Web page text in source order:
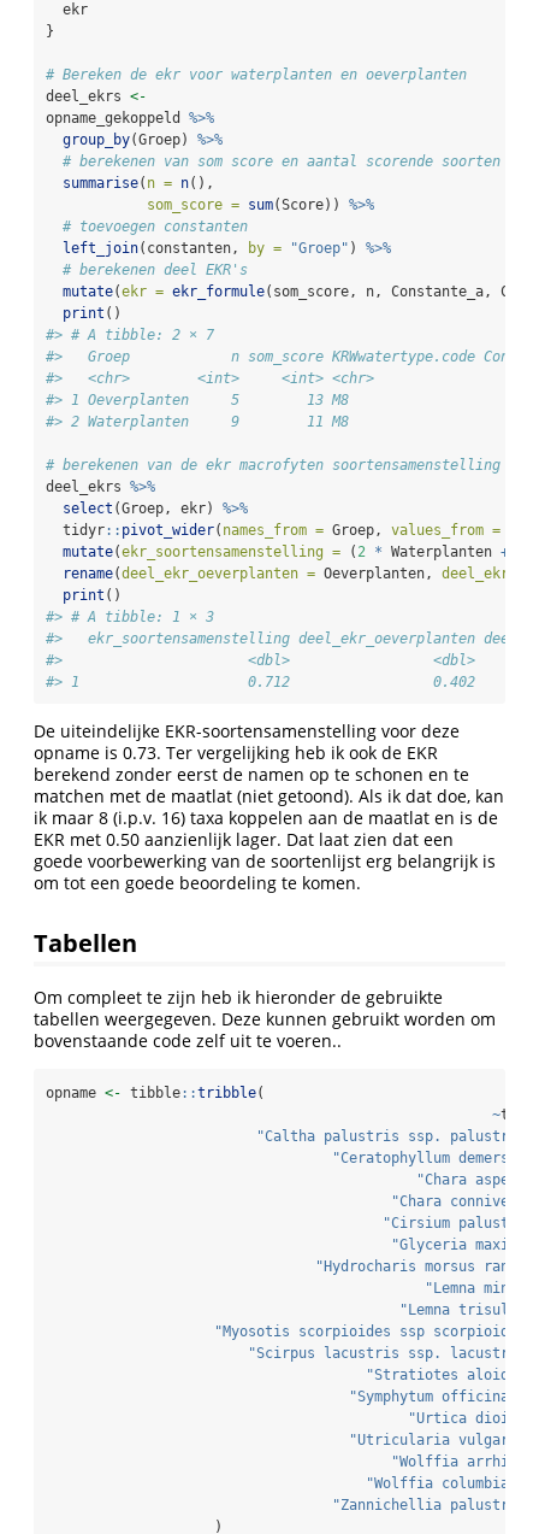
  ekr
}
# Bereken de ekr voor waterplanten en oeverplanten
deel_ekrs <-
opname_gekoppeld %>%
group_by(Groep) %>%
# berekenen van som score en aantal scorende soorten
summarise( n = n(),
som_score = sum(Score)) %>%
# toevoegen constanten
left_join(constanten, by = "Groep" ) %>%
# berekenen deel EKR's
mutate(ekr = ekr_formule(som_score, n, Constante_a,
print ()
#> # A tibble: 2 × 7
#>   Groep            n som_score KRWwatertype.code
#>   <chr>        <int>     <int> <chr>
#> 1 Oeverplanten     5        13 M8
#> 2 Waterplanten     9        11 M8
# berekenen van de ekr macrofyten soortensamenstelling
deel_ekrs %>%
select (Groep, ekr) %>%
  tidyr
:: pivot_wider( names_from = Groep, values_from =
mutate(ekr_soortensamenstelling = ( 2 * Waterplanten +
rename(deel_ekr_oeverplanten = Oeverplanten,
print ()
#> # A tibble: 1 × 3
#>   ekr_soortensamenstelling deel_ekr_oeverplanten
#>                      <dbl>                 <dbl>
#> 1                    0.712                 0.402
De uiteindelijke EKR-soortensamenstelling voor deze
opname is 0.73. Ter vergelijking heb ik ook de EKR
berekend zonder eerst de namen op te schonen en te
matchen met de maatlat (niet getoond). Als ik dat doe, kan
ik maar 8 (i.p.v. 16) taxa koppelen aan de maatlat en is de
EKR met 0.50 aanzienlijk lager. Dat laat zien dat een
goede voorbewerking van de soortenlijst erg belangrijk is
om tot een goede beoordeling te komen.
Tabellen
Om compleet te zijn heb ik hieronder de gebruikte
tabellen weergegeven. Deze kunnen gebruikt worden om
bovenstaande code zelf uit te voeren..
opname <- tibble::tribble(
~
"Caltha palustris ssp. palustris"
"Ceratophyllum demersum"
"Chara aspera"
"Chara connivens"
"Cirsium palustre"
"Glyceria maxima"
"Hydrocharis morsus ranae"
"Lemna minor"
"Lemna trisulca"
"Myosotis scorpioides ssp scorpioides"
"Scirpus lacustris ssp. lacustris"
"Stratiotes aloides"
"Symphytum officinale"
"Urtica dioica"
"Utricularia vulgaris"
"Wolffia arrhiza"
"Wolffia columbiana"
"Zannichellia palustris"
                    )